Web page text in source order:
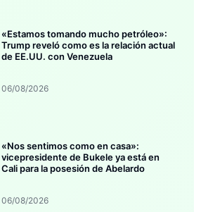
«Estamos tomando mucho petróleo»:
Trump reveló como es la relación actual
de EE.UU. con Venezuela
06/08/2026
«Nos sentimos como en casa»:
vicepresidente de Bukele ya está en
Cali para la posesión de Abelardo
06/08/2026